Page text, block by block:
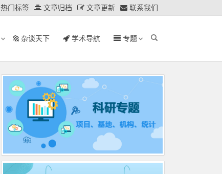
热门标签 文章归档 文章更新 联系我们
杂谈天下 学术导航 专题